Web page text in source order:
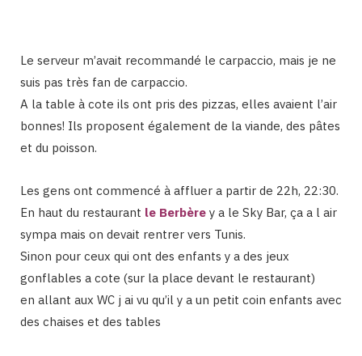
Le serveur m’avait recommandé le carpaccio, mais je ne
suis pas très fan de carpaccio.
A la table à cote ils ont pris des pizzas, elles avaient l’air
bonnes! Ils proposent également de la viande, des pâtes
et du poisson.
Les gens ont commencé à affluer a partir de 22h, 22:30.
En haut du restaurant le Berbère y a le Sky Bar, ça a l air
sympa mais on devait rentrer vers Tunis.
Sinon pour ceux qui ont des enfants y a des jeux
gonflables a cote (sur la place devant le restaurant)
en allant aux WC j ai vu qu’il y a un petit coin enfants avec
des chaises et des tables